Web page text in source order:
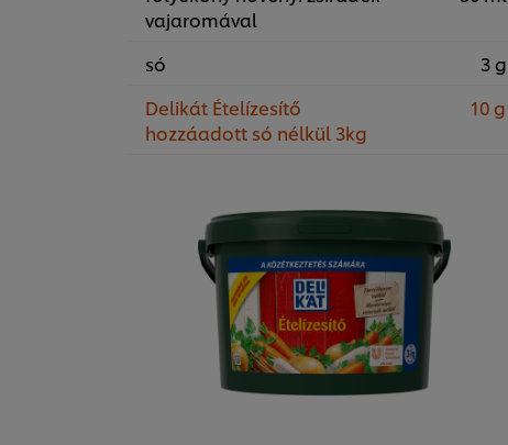
vajaromával
só
3 g
Delikát Ételízesítő
hozzáadott só nélkül 3kg
10 g